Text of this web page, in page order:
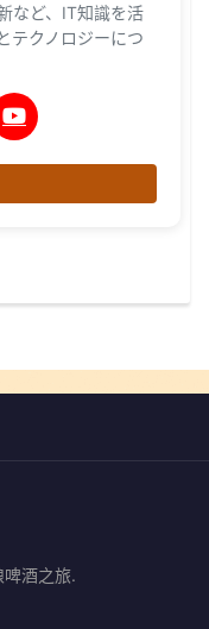
など、IT知識を活
テクノロジーにつ
酒之旅.